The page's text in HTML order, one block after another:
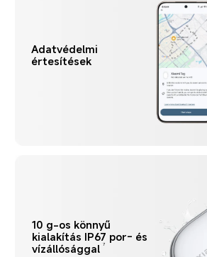
Adatvédelmi
értesítések
10 g-os könnyű
kialakítás IP67 por- és
vízállósággal 7